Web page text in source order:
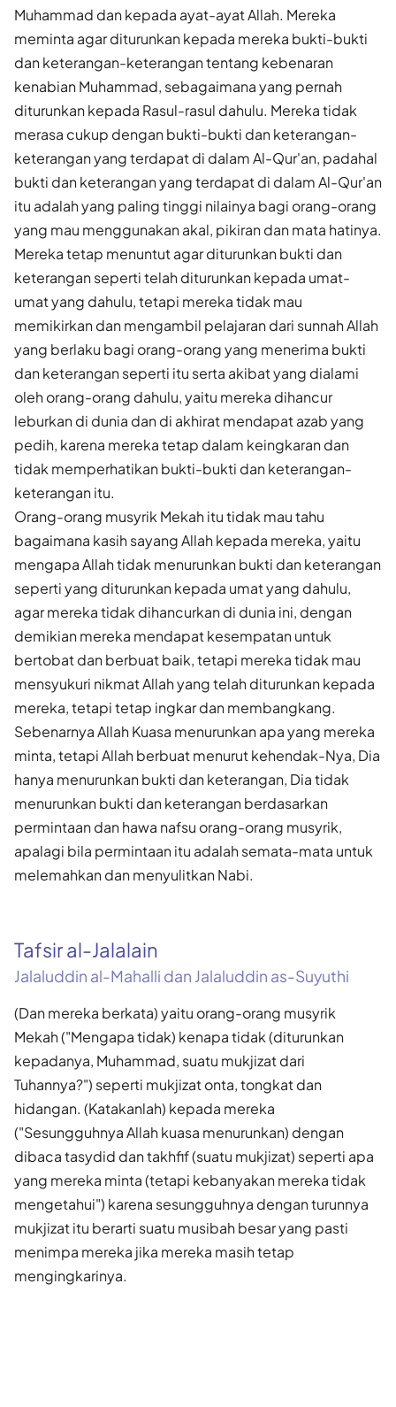
Muhammad dan kepada ayat-ayat Allah. Mereka
meminta agar diturunkan kepada mereka bukti-bukti
dan keterangan-keterangan tentang kebenaran
kenabian Muhammad, sebagaimana yang pernah
diturunkan kepada Rasul-rasul dahulu. Mereka tidak
merasa cukup dengan bukti-bukti dan keterangan-
keterangan yang terdapat di dalam Al-Qur'an, padahal
bukti dan keterangan yang terdapat di dalam Al-Qur'an
itu adalah yang paling tinggi nilainya bagi orang-orang
yang mau menggunakan akal, pikiran dan mata hatinya.
Mereka tetap menuntut agar diturunkan bukti dan
keterangan seperti telah diturunkan kepada umat-
umat yang dahulu, tetapi mereka tidak mau
memikirkan dan mengambil pelajaran dari sunnah Allah
yang berlaku bagi orang-orang yang menerima bukti
dan keterangan seperti itu serta akibat yang dialami
oleh orang-orang dahulu, yaitu mereka dihancur
leburkan di dunia dan di akhirat mendapat azab yang
pedih, karena mereka tetap dalam keingkaran dan
tidak memperhatikan bukti-bukti dan keterangan-
keterangan itu.
Orang-orang musyrik Mekah itu tidak mau tahu
bagaimana kasih sayang Allah kepada mereka, yaitu
mengapa Allah tidak menurunkan bukti dan keterangan
seperti yang diturunkan kepada umat yang dahulu,
agar mereka tidak dihancurkan di dunia ini, dengan
demikian mereka mendapat kesempatan untuk
bertobat dan berbuat baik, tetapi mereka tidak mau
mensyukuri nikmat Allah yang telah diturunkan kepada
mereka, tetapi tetap ingkar dan membangkang.
Sebenarnya Allah Kuasa menurunkan apa yang mereka
minta, tetapi Allah berbuat menurut kehendak-Nya, Dia
hanya menurunkan bukti dan keterangan, Dia tidak
menurunkan bukti dan keterangan berdasarkan
permintaan dan hawa nafsu orang-orang musyrik,
apalagi bila permintaan itu adalah semata-mata untuk
melemahkan dan menyulitkan Nabi.
Tafsir al-Jalalain
Jalaluddin al-Mahalli dan Jalaluddin as-Suyuthi
(Dan mereka berkata) yaitu orang-orang musyrik
Mekah ("Mengapa tidak) kenapa tidak (diturunkan
kepadanya, Muhammad, suatu mukjizat dari
Tuhannya?") seperti mukjizat onta, tongkat dan
hidangan. (Katakanlah) kepada mereka
("Sesungguhnya Allah kuasa menurunkan) dengan
dibaca tasydid dan takhfif (suatu mukjizat) seperti apa
yang mereka minta (tetapi kebanyakan mereka tidak
mengetahui") karena sesungguhnya dengan turunnya
mukjizat itu berarti suatu musibah besar yang pasti
menimpa mereka jika mereka masih tetap
mengingkarinya.